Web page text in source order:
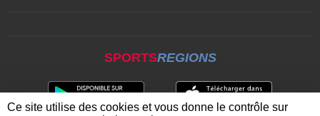
SPORTSREGIONS
Ce site utilise des cookies et vous donne le contrôle sur